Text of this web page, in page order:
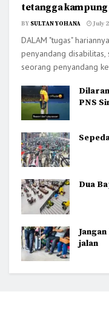
tetangga
BY SULTAN YOHANA July
DALAM "tugas"
penyandang disabilitas,
seorang penyandang
PNS
Dua
jalan